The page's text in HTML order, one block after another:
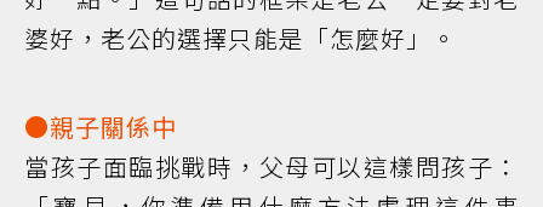
婆好，老公的選擇只能是「怎麼好」。
●親子關係中
當孩子面臨挑戰時，父母可以這樣問孩子：